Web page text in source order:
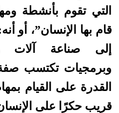
التي تقوم بأنشطة
قام بها الإنسان”، أو
إلى صناعة آلات
وبرمجيات تكتسب صفة
القدرة على القيام
قريب حكرًا على